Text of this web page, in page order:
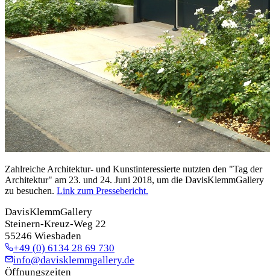
Zahlreiche Architektur- und Kunstinteressierte nutzten den "Tag der
Architektur" am 23. und 24. Juni 2018, um die DavisKlemmGallery
zu besuchen. Link zum Pressebericht.
DavisKlemmGallery
Steinern-Kreuz-Weg 22
55246 Wiesbaden
+49 (0) 6134 28 69 730
info@davisklemmgallery.de
Öffnungszeiten